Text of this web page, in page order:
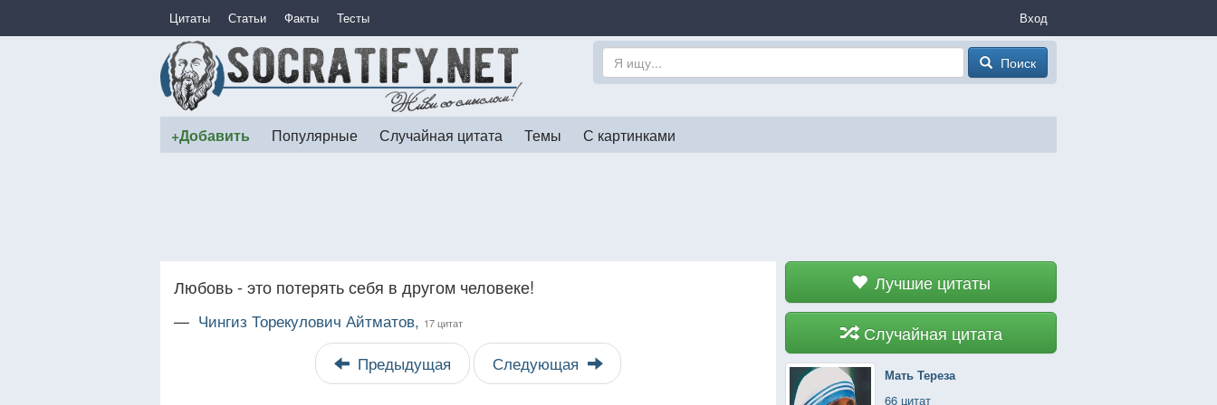
Цитаты Статьи Факты Тесты Вход
Поиск
+Добавить Популярные Случайная цитата Темы С картинками
Лучшие цитаты
Случайная цитата
Мать Тереза
66 цитат
Любовь - это потерять себя в другом человеке!
— Чингиз Торекулович Айтматов, 17 цитат
Предыдущая Следующая